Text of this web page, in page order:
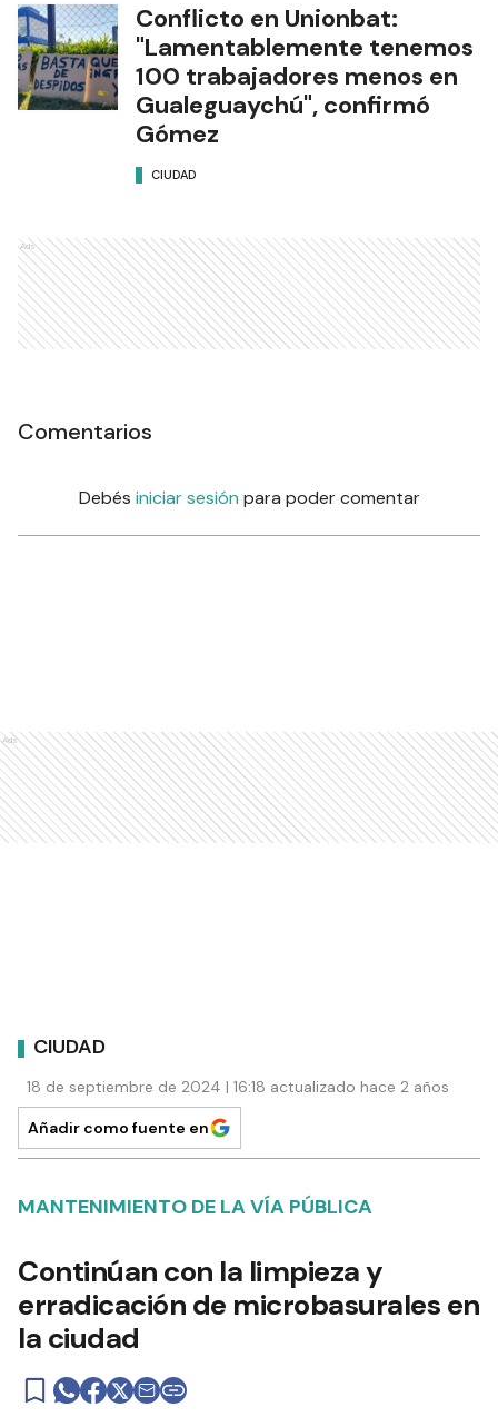
Conflicto en Unionbat:
"Lamentablemente tenemos
100 trabajadores menos en
Gualeguaychú", confirmó
Gómez
CIUDAD
Ads
Comentarios
Debés iniciar sesión para poder comentar
Ads
CIUDAD
18 de septiembre de 2024 | 16:18 actualizado hace 2 años
Añadir como fuente en
MANTENIMIENTO DE LA VÍA PÚBLICA
Continúan con la limpieza y
erradicación de microbasurales en
la ciudad